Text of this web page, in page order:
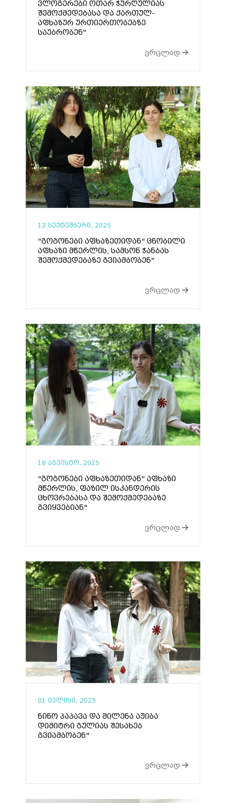
ვლოგერები ოთარ ჭურღულიას
შემოქმედებასა და ქართულ-
აფხაზურ ურთიერთობებზე
საუბრობენ"
ვრცლად
12 სექტემბერი, 2025
"გოგონები აფხაზეთიდან" ცნობილი
აფხაზი მწერლის, სამსონ ჭანბას
შემოქმედებაზე გვიამბობენ"
ვრცლად
18 აგვისტო, 2025
"გოგონები აფხაზეთიდან" აფხაზი
მწერლის, ფაზილ ისკანდერის
ცხოვრებასა და შემოქმედებაზე
გვიყვებიან"
ვრცლად
01 ივლისი, 2025
ნინო პაპავა და მილენა აჟიბა
დიმიტრი გულიას შესახებ
გვიამბობენ"
ვრცლად